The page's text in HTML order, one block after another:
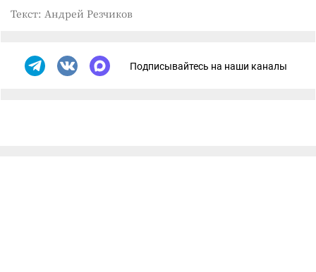
Текст: Андрей Резчиков
Подписывайтесь на наши каналы